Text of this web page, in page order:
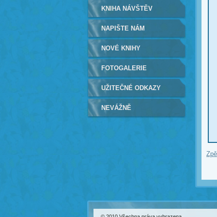
KNIHA NÁVŠTĚV
NAPIŠTE NÁM
NOVÉ KNIHY
FOTOGALERIE
UŽITEČNÉ ODKAZY
NEVÁŽNĚ